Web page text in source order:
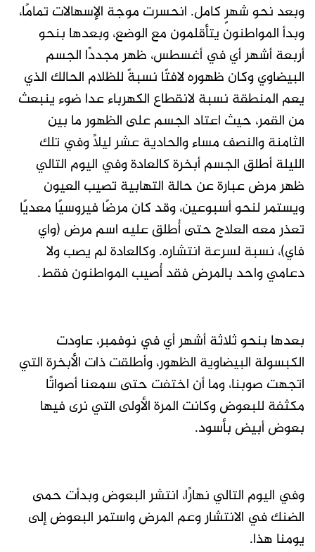
وبعد نحو شهرٍ كامل. انحسرت موجة الإسهالات تمامًا،
وبدأ المواطنون يتأقلمون مع الوضع، وبعدها بنحو
أربعة أشهر أي في أغسطس، ظهر مجددًا الجسم
البيضاوي وكان ظهوره لافتًا نسبةً للظلام الحالك الذي
يعم المنطقة نسبة لانقطاع الكهرباء عدا ضوء ينبعث
من القمر، حيث اعتاد الجسم على الظهور ما بين
الثامنة والنصف مساء والحادية عشر ليلاً وفي تلك
الليلة أطلق الجسم أبخرة كالعادة وفي اليوم التالي
ظهر مرض عبارة عن حالة التهابية تصيب العيون
ويستمر لنحو أسبوعين، وقد كان مرضًا فيروسيًا معديًا
تعذر معه العلاج حتى أُطلق عليه اسم مرض (واي
فاي)، نسبة لسرعة انتشاره. وكالعادة لم يصب ولا
دعامي واحد بالمرض فقد أُصيب المواطنون فقط.
بعدها بنحو ثلاثة أشهر أي في نوفمبر، عاودت
الكبسولة البيضاوية الظهور، وأطلقت ذات الأبخرة التي
اتجهت صوبنا، وما أن اختفت حتى سمعنا أصواتًا
مكثفة للبعوض وكانت المرة الأولى التي نرى فيها
بعوض أبيض بأسود.
وفي اليوم التالي نهارًا، انتشر البعوض وبدأت حمى
الضنك في الانتشار وعم المرض واستمر البعوض إلى
يومنا هذا.